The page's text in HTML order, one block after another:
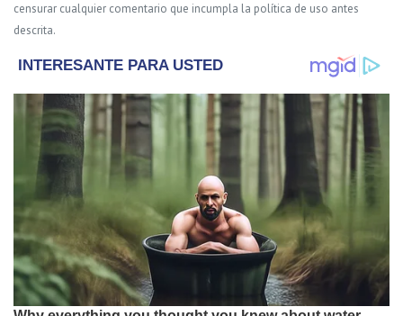
censurar cualquier comentario que incumpla la política de uso antes
descrita.